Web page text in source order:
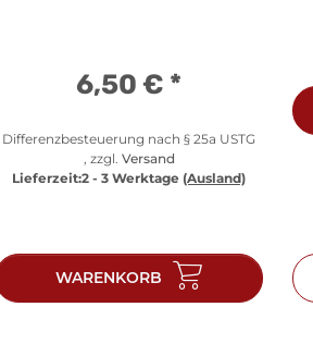
6,50 € *
Differenzbesteuerung nach § 25a USTG
, zzgl. Versand
Lieferzeit:2 - 3 Werktage (Ausland)
WARENKORB